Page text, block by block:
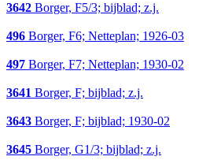
3642 Borger, F5/3; bijblad; z.j.
496 Borger, F6; Netteplan; 1926-03
497 Borger, F7; Netteplan; 1930-02
3641 Borger, F; bijblad; z.j.
3643 Borger, F; bijblad; 1930-02
3645 Borger, G1/3; bijblad; z.j.